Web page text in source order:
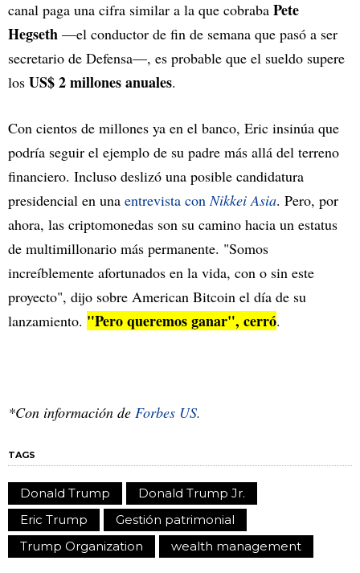
canal paga una cifra similar a la que cobraba Pete
Hegseth —el conductor de fin de semana que pasó a ser
secretario de Defensa—, es probable que el sueldo supere
los US$ 2 millones anuales.
Con cientos de millones ya en el banco, Eric insinúa que
podría seguir el ejemplo de su padre más allá del terreno
financiero. Incluso deslizó una posible candidatura
presidencial en una entrevista conNikkei Asia. Pero, por
ahora, las criptomonedas son su camino hacia un estatus
de multimillonario más permanente. "Somos
increíblemente afortunados en la vida, con o sin este
proyecto", dijo sobre American Bitcoin el día de su
lanzamiento. "Pero queremos ganar", cerró.
*Con información de Forbes US.
TAGS
Donald Trump
Donald Trump Jr.
Eric Trump
Gestión patrimonial
Trump Organization
wealth management